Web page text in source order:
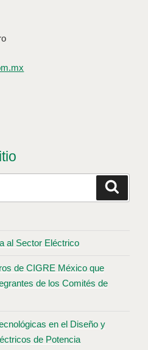
al Sector Eléctrico
de CIGRE México que
de los Comités de
en el Diseño y
de Potencia